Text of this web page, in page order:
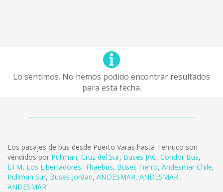
Lo sentimos. No hemos podido encontrar resultados
para esta fecha.
Los pasajes de bus desde Puerto Varas hasta Temuco son
vendidos por Pullman, Cruz del Sur, Buses JAC, Condor Bus,
ETM, Los Libertadores, Thaebus, Buses Fierro, Andesmar Chile,
Pullman Sur, Buses Jordan, ANDESMAR, ANDESMAR ,
ANDESMAR .